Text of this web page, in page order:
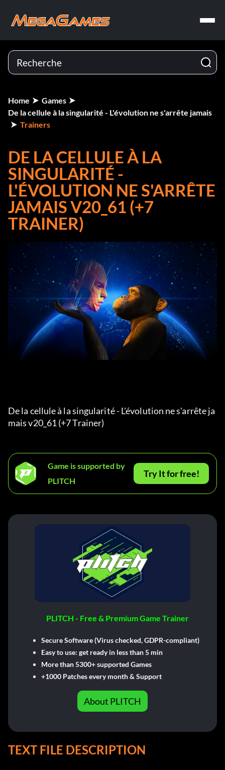
Home
Games
De la cellule à la singularité - L'évolution ne s'arrête jamais
Trainers
DE LA CELLULE À LA
SINGULARITÉ -
L'ÉVOLUTION NE S'ARRÊTE
JAMAIS V20_61 (+7
TRAINER)
De la cellule à la singularité - L'évolution ne s'arrête ja
mais v20_61 (+7 Trainer)
Game is supported by
PLITCH
Try It for free!
PLITCH - Free & Premium Game Trainer
Secure Software (Virus checked, GDPR-compliant)
Easy to use: get ready in less than 5 min
More than 5300+ supported Games
+1000 Patches every month & Support
About PLITCH
TEXT FILE DESCRIPTION